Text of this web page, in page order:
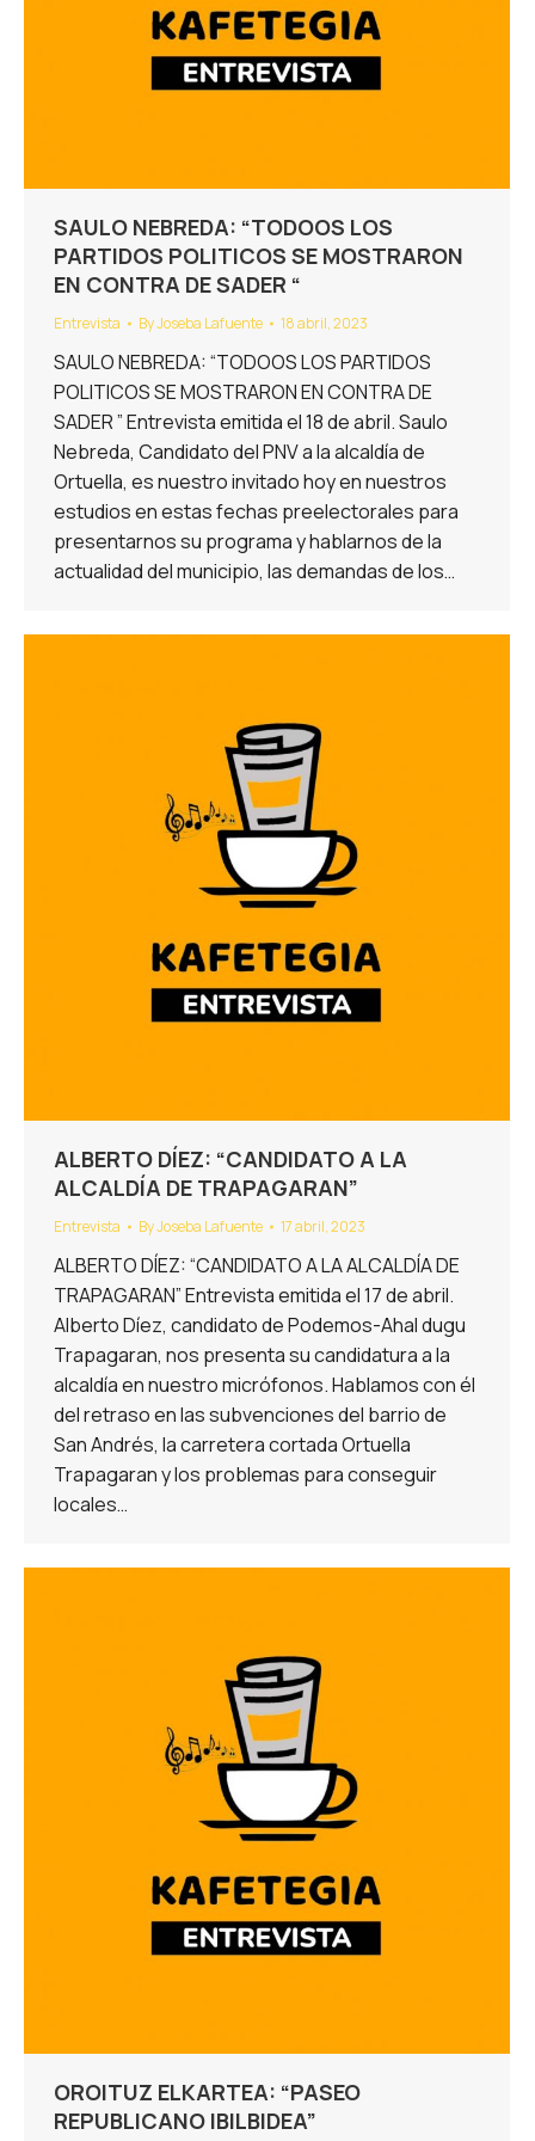
SAULO NEBREDA: “TODOOS LOS
PARTIDOS POLITICOS SE MOSTRARON
EN CONTRA DE SADER “
Entrevista ByJoseba Lafuente 18 abril, 2023
SAULO NEBREDA: “TODOOS LOS PARTIDOS
POLITICOS SE MOSTRARON EN CONTRA DE
SADER ” Entrevista emitida el 18 de abril. Saulo
Nebreda, Candidato del PNV a la alcaldía de
Ortuella, es nuestro invitado hoy en nuestros
estudios en estas fechas preelectorales para
presentarnos su programa y hablarnos de la
actualidad del municipio, las demandas de los…
ALBERTO DÍEZ: “CANDIDATO A LA
ALCALDÍA DE TRAPAGARAN”
Entrevista ByJoseba Lafuente 17 abril, 2023
ALBERTO DÍEZ: “CANDIDATO A LA ALCALDÍA DE
TRAPAGARAN” Entrevista emitida el 17 de abril.
Alberto Díez, candidato de Podemos-Ahal dugu
Trapagaran, nos presenta su candidatura a la
alcaldía en nuestro micrófonos. Hablamos con él
del retraso en las subvenciones del barrio de
San Andrés, la carretera cortada Ortuella
Trapagaran y los problemas para conseguir
locales…
OROITUZ ELKARTEA: “PASEO
REPUBLICANO IBILBIDEA”